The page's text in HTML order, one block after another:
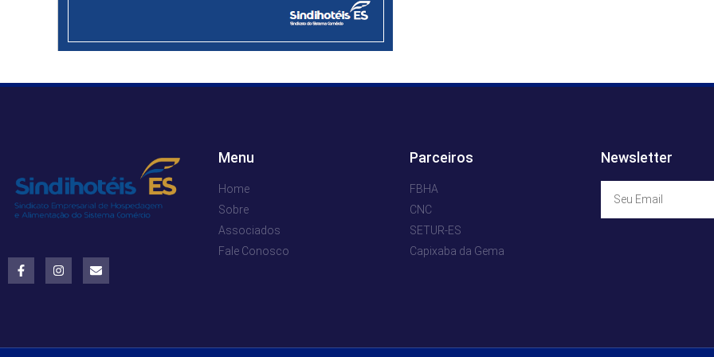
Menu
Home
Sobre
Associados
Fale Conosco
Parceiros
FBHA
CNC
SETUR-ES
Capixaba da Gema
Newsletter